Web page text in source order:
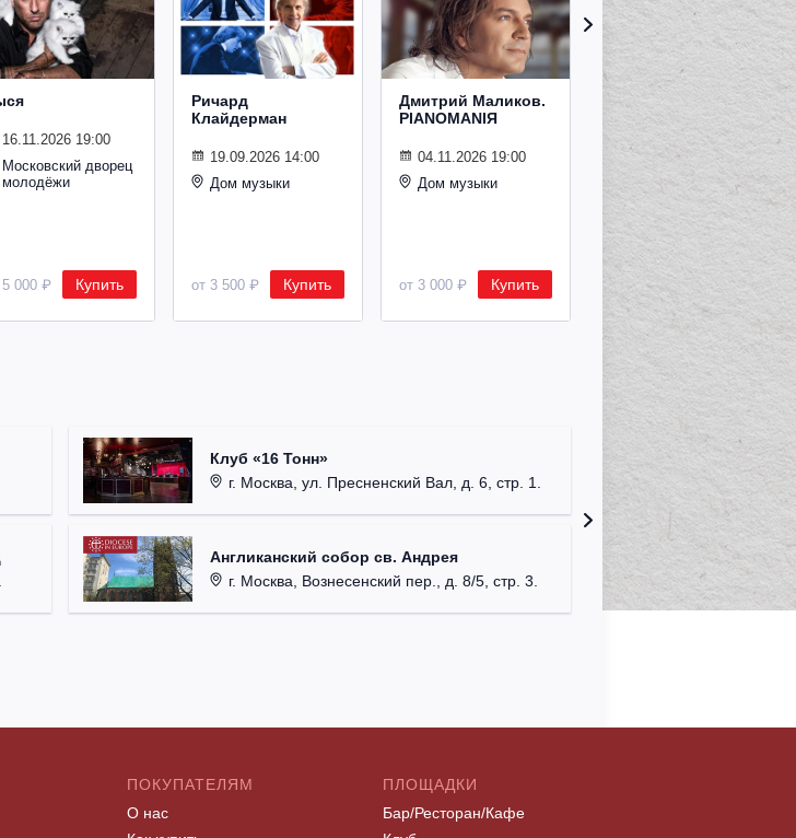
16.11.2026 19:00
Московский дворец
молодёжи
5 000 ₽ Купить
Ричард
Клайдерман
19.09.2026 14:00
Дом музыки
от 3 500 ₽ Купить
Дмитрий Маликов.
PIANOMANIЯ
04.11.2026 19:00
Дом музыки
от 3 000 ₽ Купить
Рождественский
концерт
Владимира
Спивакова
24.12.2026 19:00
Дом музыки
от 8 500 ₽ Купить
Клуб «16 Тонн»
г. Москва, ул. Пресненский Вал, д. 6, стр. 1.
Англиканский собор св. Андрея
г. Москва, Вознесенский пер., д. 8/5, стр. 3.
Римско-
г.
Храм
г.
ПОКУПАТЕЛЯМ
О нас
ПЛОЩАДКИ
Бар/Ресторан/Кафе